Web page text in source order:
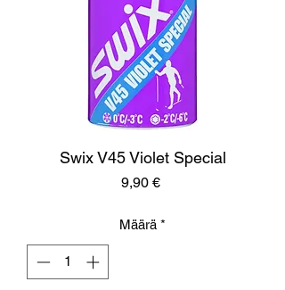
Swix V45 Violet Special
9,90 €Hinta
Määrä *